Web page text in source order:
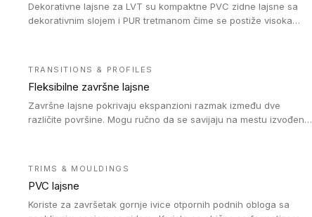
Dekorativne lajsne za LVT su kompaktne PVC zidne lajsne sa
dekorativnim slojem i PUR tretmanom čime se postiže visoka
TRANSITIONS & PROFILES
Fleksibilne završne lajsne
Završne lajsne pokrivaju ekspanzioni razmak između dve
različite površine. Mogu ručno da se savijaju na mestu izvođenja
(kompaktni i akustički), kao i sa podnim oblogama od linoleuma.
TRIMS & MOULDINGS
PVC lajsne
Koriste za završetak gornje ivice otpornih podnih obloga sa